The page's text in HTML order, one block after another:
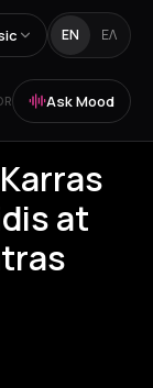
EN ΕΛ
Ask Mood
at